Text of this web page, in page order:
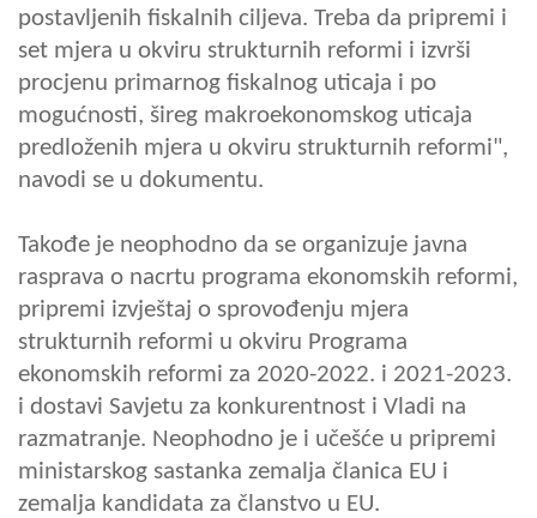
postavljenih fiskalnih ciljeva. Treba da pripremi i
set mjera u okviru strukturnih reformi i izvrši
procjenu primarnog fiskalnog uticaja i po
mogućnosti, šireg makroekonomskog uticaja
predloženih mjera u okviru strukturnih reformi",
navodi se u dokumentu.
Takođe je neophodno da se organizuje javna
rasprava o nacrtu programa ekonomskih reformi,
pripremi izvještaj o sprovođenju mjera
strukturnih reformi u okviru Programa
ekonomskih reformi za 2020-2022. i 2021-2023.
i dostavi Savjetu za konkurentnost i Vladi na
razmatranje. Neophodno je i učešće u pripremi
ministarskog sastanka zemalja članica EU i
zemalja kandidata za članstvo u EU.